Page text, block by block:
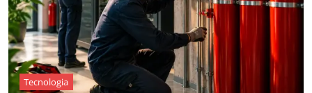
Tecnologia